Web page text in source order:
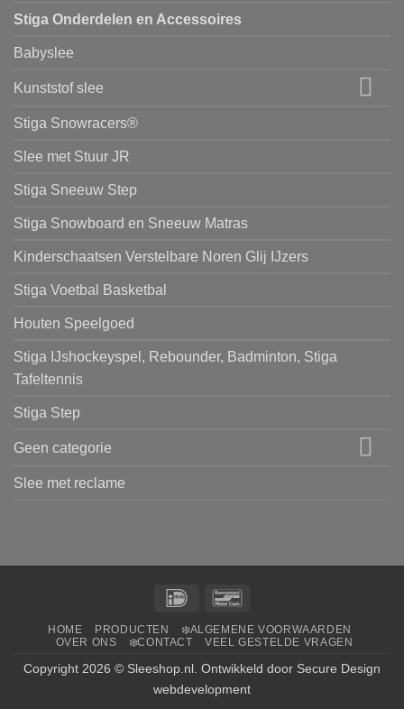
Stiga Onderdelen en Accessoires
Babyslee
Kunststof slee
Stiga Snowracers®
Slee met Stuur JR
Stiga Sneeuw Step
Stiga Snowboard en Sneeuw Matras
Kinderschaatsen Verstelbare Noren Glij IJzers
Stiga Voetbal Basketbal
Houten Speelgoed
Stiga IJshockeyspel, Rebounder, Badminton, Stiga
Tafeltennis
Stiga Step
Geen categorie
Slee met reclame
IDeal
HOME PRODUCTEN
❄️ALGEMENE VOORWAARDEN
OVER ONS
❄️CONTACT VEEL GESTELDE VRAGEN
Copyright 2026 © Sleeshop.nl . Ontwikkeld door Secure Design
webdevelopment